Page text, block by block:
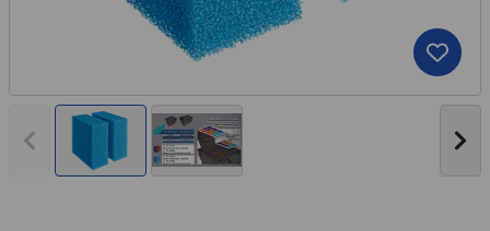
Vorheriges Bild anzeigen